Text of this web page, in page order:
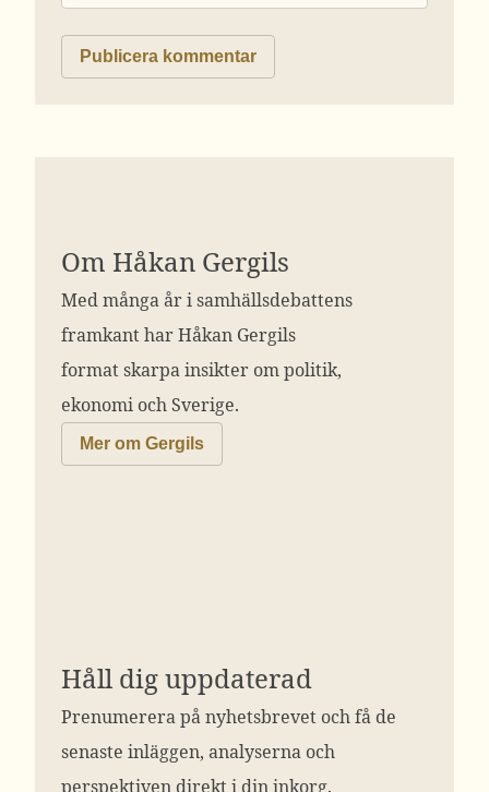
Om Håkan Gergils
Med många år i samhällsdebattens
framkant har Håkan Gergils
format skarpa insikter om politik,
ekonomi och Sverige.
Mer om Gergils
Håll dig uppdaterad
Prenumerera på nyhetsbrevet och få de
senaste inläggen, analyserna och
perspektiven direkt i din inkorg.